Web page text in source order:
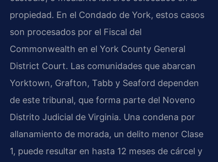
propiedad. En el Condado de York, estos casos
son procesados por el Fiscal del
Commonwealth en el York County General
District Court. Las comunidades que abarcan
Yorktown, Grafton, Tabb y Seaford dependen
de este tribunal, que forma parte del Noveno
Distrito Judicial de Virginia. Una condena por
allanamiento de morada, un delito menor Clase
1, puede resultar en hasta 12 meses de cárcel y